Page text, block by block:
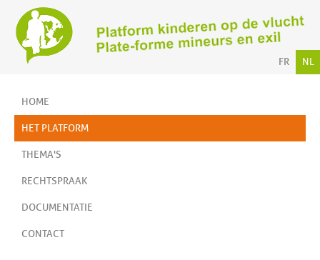
FR NL
HOME
HET PLATFORM
THEMA'S
RECHTSPRAAK
DOCUMENTATIE
CONTACT